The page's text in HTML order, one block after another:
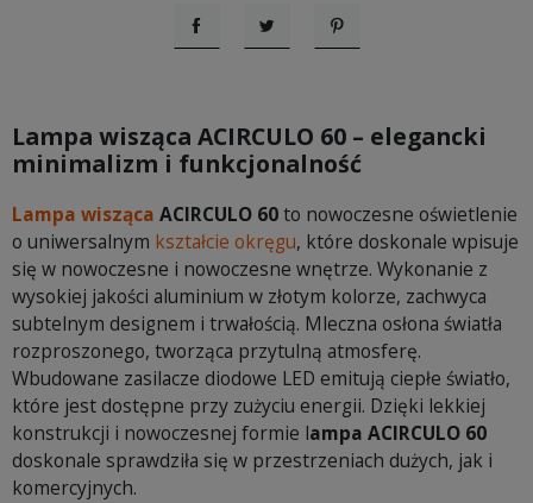
UdostępnijTweetujPinterest
Lampa wisząca ACIRCULO 60 – elegancki
minimalizm i funkcjonalność
Lampa wisząca ACIRCULO 60to nowoczesne oświetlenie
o uniwersalnym kształcie okręgu, które doskonale wpisuje
się w nowoczesne i nowoczesne wnętrze. Wykonanie z
wysokiej jakości aluminium w złotym kolorze, zachwyca
subtelnym designem i trwałością. Mleczna osłona światła
rozproszonego, tworząca przytulną atmosferę.
Wbudowane zasilacze diodowe LED emitują ciepłe światło,
które jest dostępne przy zużyciu energii. Dzięki lekkiej
konstrukcji i nowoczesnej formie lampa ACIRCULO 60
doskonale sprawdziła się w przestrzeniach dużych, jak i
komercyjnych.